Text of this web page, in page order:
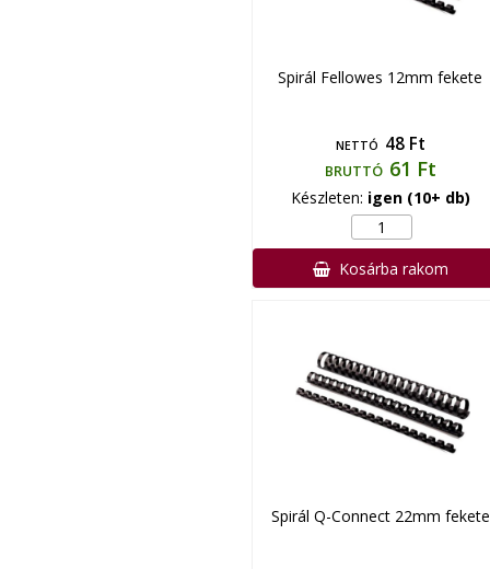
Spirál Fellowes 12mm fekete
NETTÓ 48 Ft
BRUTTÓ 61 Ft
Készleten: igen (10+ db)
Kosárba rakom
Spirál Q-Connect 22mm fekete